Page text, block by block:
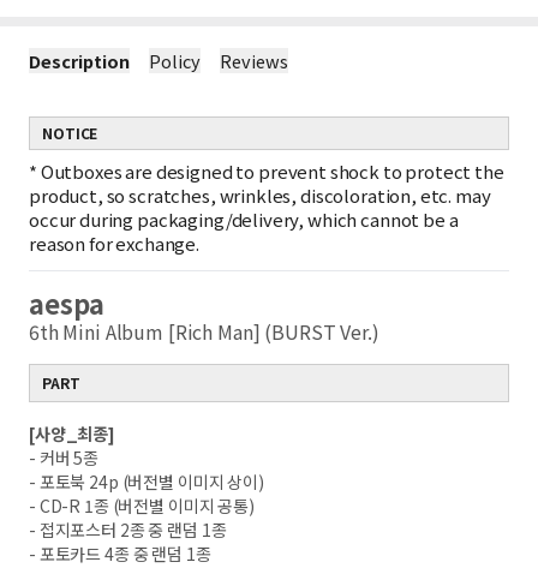
Description Policy Reviews
NOTICE
*Outboxes are designed to prevent shock to protect the
product, so scratches, wrinkles, discoloration, etc. may
occur during packaging/delivery, which cannot be a
reason for exchange.
aespa
6th Mini Album [Rich Man] (BURST Ver.)
PART
[사양_최종]
- 커버 5종
- 포토북 24p (버전별 이미지 상이)
- CD-R 1종 (버전별 이미지 공통)
- 접지포스터 2종 중 랜덤 1종
- 포토카드 4종 중 랜덤 1종